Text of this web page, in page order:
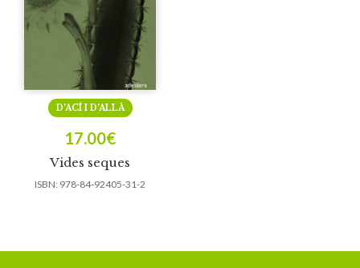
Vides seques
D’ACÍ I D’ALLÀ
17.00€
ISBN: 978-84-92405-31-2